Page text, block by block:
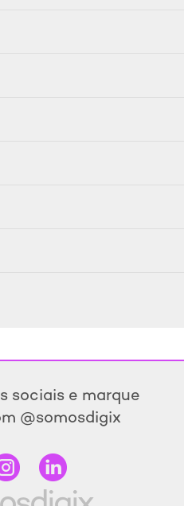
sociais e marque
@somosdigix